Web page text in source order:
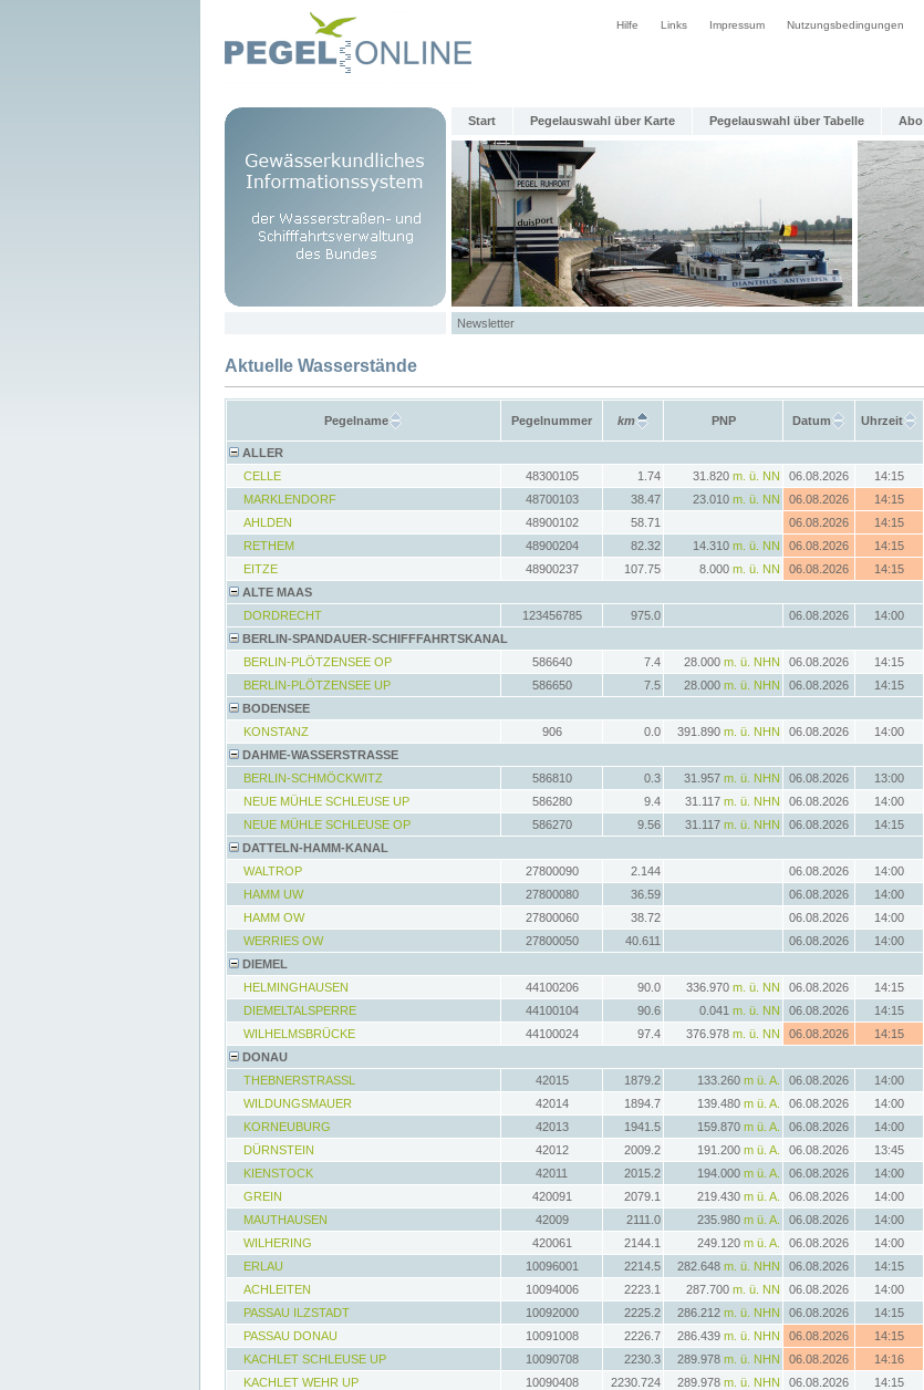
Hilfe Links Impressum Nutzungsbedingungen
Start Pegelauswahl über Karte Pegelauswahl über Tabelle Abo
Newsletter
Aktuelle Wasserstände
Pegelname Pegelnummer km PNP Datum Uhrzeit
ALLER
CELLE
48300105 1.74 31.820 m. ü. NN 06.08.2026 14:15
MARKLENDORF
48700103 38.47 23.010 m. ü. NN 06.08.2026 14:15
AHLDEN
48900102 58.71 06.08.2026 14:15
RETHEM
48900204 82.32 14.310 m. ü. NN 06.08.2026 14:15
EITZE
48900237 107.75 8.000 m. ü. NN 06.08.2026 14:15
ALTE MAAS
DORDRECHT
123456785 975.0 06.08.2026 14:00
BERLIN-SPANDAUER-SCHIFFFAHRTSKANAL
BERLIN-PLÖTZENSEE OP
586640 7.4 28.000 m. ü. NHN 06.08.2026 14:15
BERLIN-PLÖTZENSEE UP
586650 7.5 28.000 m. ü. NHN 06.08.2026 14:15
BODENSEE
KONSTANZ
906 0.0 391.890 m. ü. NHN 06.08.2026 14:00
DAHME-WASSERSTRASSE
BERLIN-SCHMÖCKWITZ
586810 0.3 31.957 m. ü. NHN 06.08.2026 13:00
NEUE MÜHLE SCHLEUSE UP
586280 9.4 31.117 m. ü. NHN 06.08.2026 14:00
NEUE MÜHLE SCHLEUSE OP
586270 9.56 31.117 m. ü. NHN 06.08.2026 14:15
DATTELN-HAMM-KANAL
WALTROP
27800090 2.144 06.08.2026 14:00
HAMM UW
27800080 36.59 06.08.2026 14:00
HAMM OW
27800060 38.72 06.08.2026 14:00
WERRIES OW
27800050 40.611 06.08.2026 14:00
DIEMEL
HELMINGHAUSEN
44100206 90.0 336.970 m. ü. NN 06.08.2026 14:15
DIEMELTALSPERRE
44100104 90.6 0.041 m. ü. NN 06.08.2026 14:15
WILHELMSBRÜCKE
44100024 97.4 376.978 m. ü. NN 06.08.2026 14:15
DONAU
THEBNERSTRASSL
42015 1879.2 133.260 m ü. A. 06.08.2026 14:00
WILDUNGSMAUER
42014 1894.7 139.480 m ü. A. 06.08.2026 14:00
KORNEUBURG
42013 1941.5 159.870 m ü. A. 06.08.2026 14:00
DÜRNSTEIN
42012 2009.2 191.200 m ü. A. 06.08.2026 13:45
KIENSTOCK
42011 2015.2 194.000 m ü. A. 06.08.2026 14:00
GREIN
420091 2079.1 219.430 m ü. A. 06.08.2026 14:00
MAUTHAUSEN
42009 2111.0 235.980 m ü. A. 06.08.2026 14:00
WILHERING
420061 2144.1 249.120 m ü. A. 06.08.2026 14:00
ERLAU
10096001 2214.5 282.648 m. ü. NHN 06.08.2026 14:15
ACHLEITEN
10094006 2223.1 287.700 m. ü. NN 06.08.2026 14:00
PASSAU ILZSTADT
10092000 2225.2 286.212 m. ü. NHN 06.08.2026 14:15
PASSAU DONAU
10091008 2226.7 286.439 m. ü. NHN 06.08.2026 14:15
KACHLET SCHLEUSE UP
10090708 2230.3 289.978 m. ü. NHN 06.08.2026 14:16
KACHLET WEHR UP
10090408 2230.724 289.978 m. ü. NHN 06.08.2026 14:15